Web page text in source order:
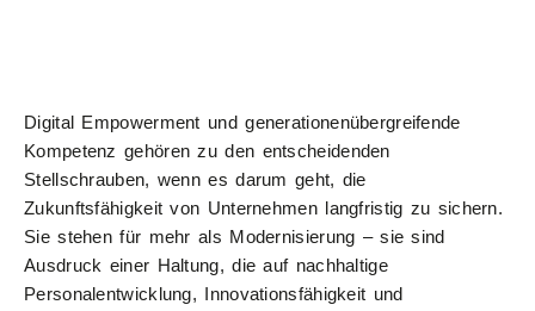
Digital Empowerment und generationenübergreifende
Kompetenz gehören zu den entscheidenden
Stellschrauben, wenn es darum geht, die
Zukunftsfähigkeit von Unternehmen langfristig zu sichern.
Sie stehen für mehr als Modernisierung – sie sind
Ausdruck einer Haltung, die auf nachhaltige
Personalentwicklung, Innovationsfähigkeit und